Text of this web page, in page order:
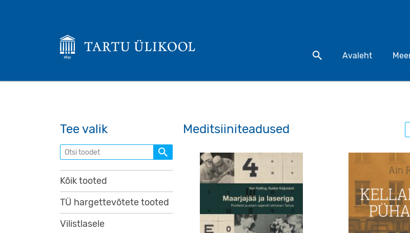
Otsi toodetAvaleht
Tee valik
Otsi toodet
Kõik tooted
TÜ hargettevõtete tooted
Vilistlasele
Meditsiiniteadused